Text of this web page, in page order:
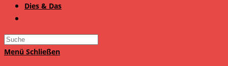
Dies & Das
Search
this
Menü Schließen